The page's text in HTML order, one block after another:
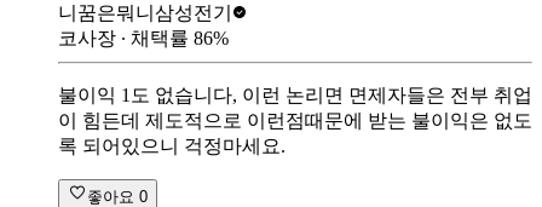
니꿈은뭐니 삼성전기
코사장 ∙ 채택률 86%
불이익 1도 없습니다, 이런 논리면 면제자들은 전부 취업
이 힘든데 제도적으로 이런점때문에 받는 불이익은 없도
록 되어있으니 걱정마세요.
좋아요 0